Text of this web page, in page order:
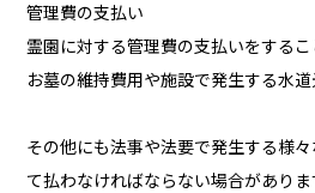
管理費の支払い
霊園に対する管理費の支払いをするこ
お墓の維持費用や施設で発生する水道
その他にも法事や法要で発生する様
て払わなければならない場合がありま